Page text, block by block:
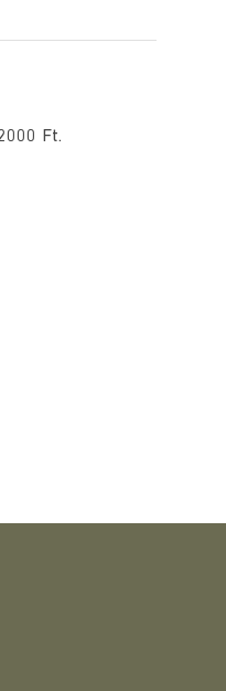
Ft.